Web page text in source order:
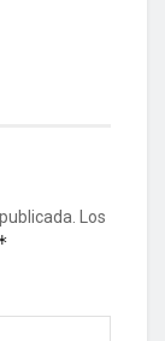
Los